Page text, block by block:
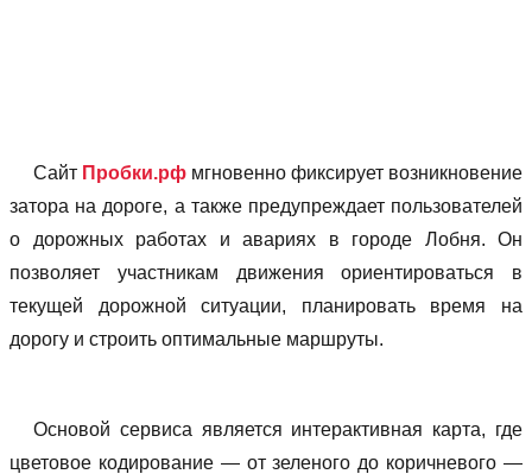
Сайт Пробки.рф мгновенно фиксирует возникновение
затора на дороге, а также предупреждает пользователей
о дорожных работах и авариях в городе Лобня. Он
позволяет учаcтникам движения ориентироваться в
текущей дорожной ситуации, планировать время на
дорогу и строить оптимальные маршруты.
Основой сервиса является интерактивная карта, где
цветовое кодирование — от зеленого до коричневого —